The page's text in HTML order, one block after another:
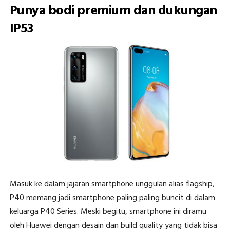
Punya bodi premium dan dukungan
IP53
Masuk ke dalam jajaran smartphone unggulan alias flagship,
P40 memang jadi smartphone paling paling buncit di dalam
keluarga P40 Series. Meski begitu, smartphone ini diramu
oleh Huawei dengan desain dan build quality yang tidak bisa